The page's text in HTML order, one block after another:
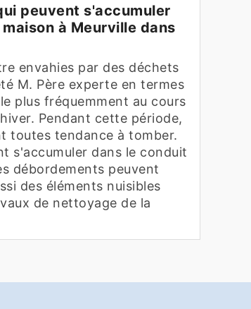
peuvent s'accumuler
à Meurville dans
envahies par des déchets
M. Père experte en termes
plus fréquemment au cours
Pendant cette période,
toutes tendance à tomber.
s'accumuler dans le conduit
débordements peuvent
des éléments nuisibles
de nettoyage de la